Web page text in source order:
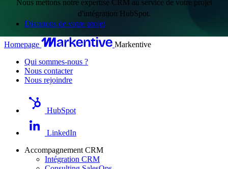
Nous mettons notre expertise CRM au service de votre projet
d'intégration HubSpot.
Discutons de votre projet
Homepage
Markentive
Qui sommes-nous ?
Nous contacter
Nous rejoindre
HubSpot
LinkedIn
Accompagnement CRM
Intégration CRM